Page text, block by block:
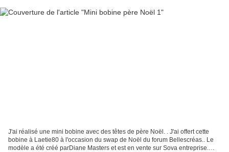
J'ai réalisé une mini bobine avec des têtes de père Noël. . J'ai offert cette
bobine à Laetie80 à l'occasion du swap de Noël du forum Bellescréas.. Le
modèle a été créé parDiane Masters et est en vente sur Sova entreprise.